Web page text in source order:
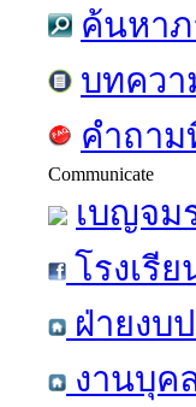
ค้นหาภ
บทควา
คำถา
Communicate
เบญจม
โรงเรี
ฝ่ายงบ
งานบุค